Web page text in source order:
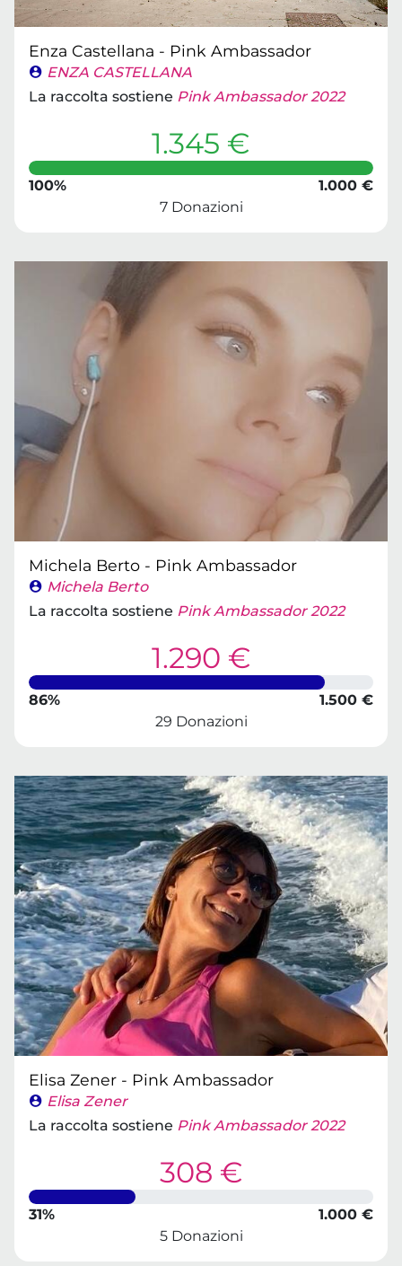
Enza Castellana - Pink Ambassador
ENZA CASTELLANA
La raccolta sostiene Pink Ambassador 2022
1.345 €
100%
1.000 €
7 Donazioni
Michela Berto - Pink Ambassador
Michela Berto
La raccolta sostiene Pink Ambassador 2022
1.290 €
86%
1.500 €
29 Donazioni
Elisa Zener - Pink Ambassador
Elisa Zener
La raccolta sostiene Pink Ambassador 2022
308 €
31%
1.000 €
5 Donazioni